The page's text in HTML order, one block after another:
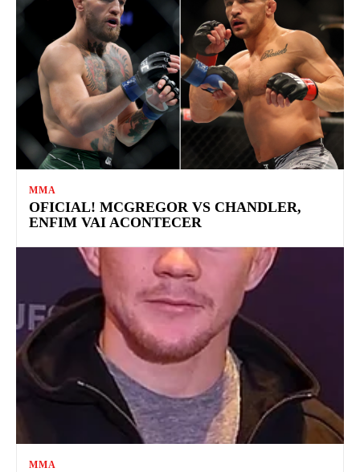
MMA
OFICIAL! MCGREGOR VS CHANDLER,
ENFIM VAI ACONTECER
MMA